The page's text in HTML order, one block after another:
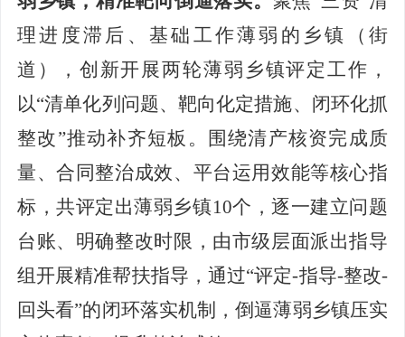
理进度滞后、基础工作薄弱的乡镇（街
道），创新开展两轮薄弱乡镇评定工作，
以“清单化列问题、靶向化定措施、闭环化抓
整改”推动补齐短板。围绕清产核资完成质
量、合同整治成效、平台运用效能等核心指
标，共评定出薄弱乡镇10个，逐一建立问题
台账、明确整改时限，由市级层面派出指导
组开展精准帮扶指导 ， 通过“评定-指导-整改-
回头看”的闭环落实机制，倒逼薄弱乡镇压实